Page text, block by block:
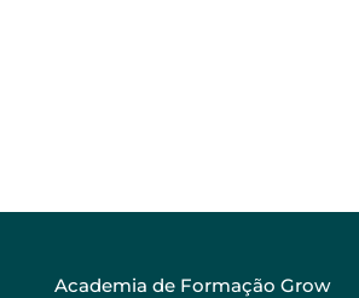
Academia de Formação Grow